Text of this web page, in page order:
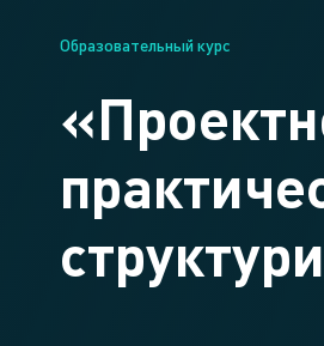
Образовательный курс